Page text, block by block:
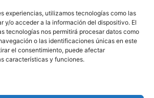
experiencias, utilizamos tecnologías como las
y/o acceder a la información del dispositivo. El
tecnologías nos permitirá procesar datos como
o las identificaciones únicas en este
el consentimiento, puede afectar
características y funciones.
en
la
página
de